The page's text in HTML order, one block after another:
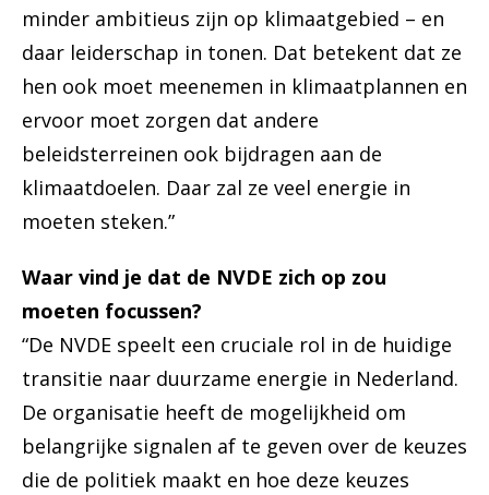
minder ambitieus zijn op klimaatgebied – en
daar leiderschap in tonen. Dat betekent dat ze
hen ook moet meenemen in klimaatplannen en
ervoor moet zorgen dat andere
beleidsterreinen ook bijdragen aan de
klimaatdoelen. Daar zal ze veel energie in
moeten steken.”
Waar vind je dat de NVDE zich op zou
moeten focussen?
“De NVDE speelt een cruciale rol in de huidige
transitie naar duurzame energie in Nederland.
De organisatie heeft de mogelijkheid om
belangrijke signalen af te geven over de keuzes
die de politiek maakt en hoe deze keuzes